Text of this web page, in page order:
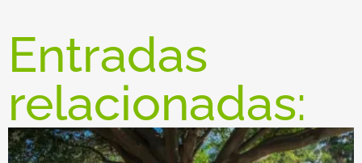
Entradas
relacionadas: